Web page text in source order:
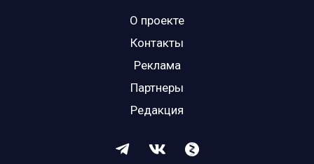
О проекте
Контакты
Реклама
Партнеры
Редакция